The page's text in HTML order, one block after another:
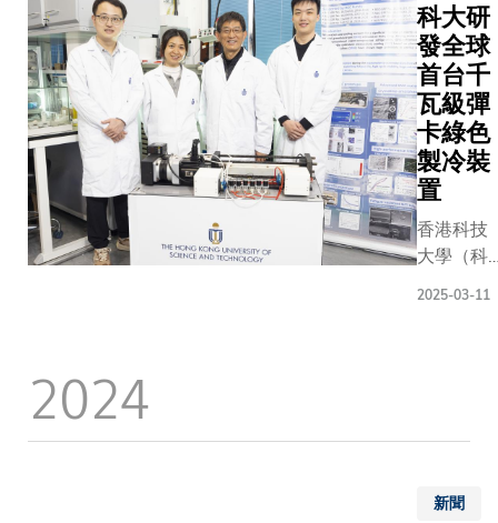
科大研
發全球
首台千
瓦級彈
卡綠色
製冷裝
置
香港科技
大學（科
置，僅需
便能在
2025-03-11
2024
新聞